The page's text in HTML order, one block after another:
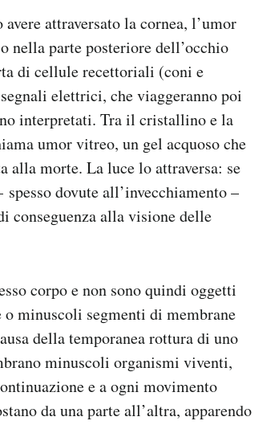
attraversato la cornea, l’umor
nella parte posteriore dell’occhio
di cellule recettoriali (coni e
elettrici, che viaggeranno poi
interpretati. Tra il cristallino e la
umor vitreo, un gel acquoso che
alla morte. La luce lo attraversa: se
dovute all’invecchiamento –
conseguenza alla visione delle
corpo e non sono quindi oggetti
minuscoli segmenti di membrane
della temporanea rottura di uno
minuscoli organismi viventi,
e a ogni movimento
da una parte all’altra, apparendo